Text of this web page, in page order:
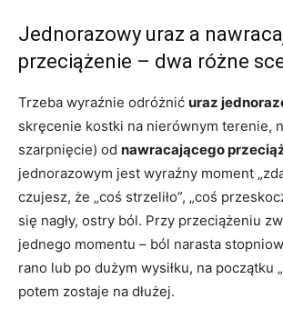
Jednorazowy uraz a
przeciążenie – dwa różne
Trzeba wyraźnie odróżnić uraz
skręcenie kostki na nierównym terenie,
szarpnięcie) od nawracającego
jednorazowym jest wyraźny moment
czujesz, że „coś strzeliło”, „coś
się nagły, ostry ból. Przy przeciążeniu
jednego momentu – ból narasta
rano lub po dużym wysiłku, na początku
potem zostaje na dłużej.